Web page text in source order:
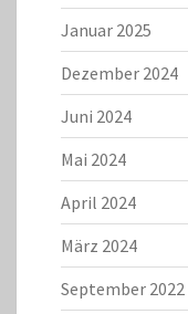
Januar 2025
Dezember 2024
Juni 2024
Mai 2024
April 2024
März 2024
September 2022